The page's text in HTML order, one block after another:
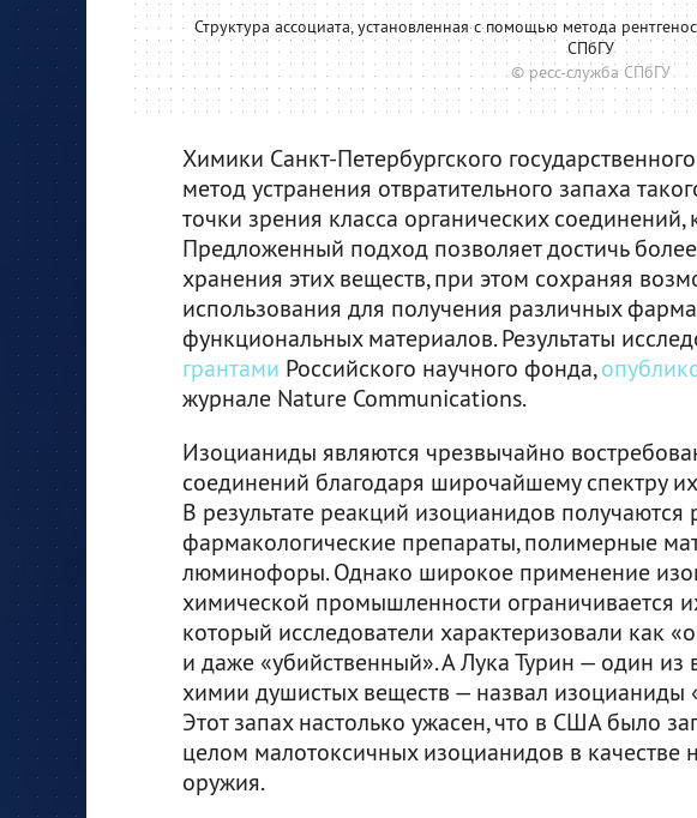
Структура ассоциата, установленная с помощью метода
СПбГУ
© ресс-служба СПбГУ
Химики Санкт-Петербургского
метод устранения отвратительного запаха
точки зрения класса органических
Предложенный подход позволяет достичь
хранения этих веществ, при этом сохраняя
использования для получения различных
функциональных материалов. Результаты
грантами Российского научного фонда,
журнале Nature Communications.
Изоцианиды являются чрезвычайно
соединений благодаря широчайшему спектру
В результате реакций изоцианидов получаются
фармакологические препараты, полимерные
люминофоры. Однако широкое применение
химической промышленности ограничивается
который исследователи характеризовали как
и даже «убийственный». А Лука Турин — один из
химии душистых веществ — назвал изоцианиды
Этот запах настолько ужасен, что в США было
целом малотоксичных изоцианидов в качестве
оружия.